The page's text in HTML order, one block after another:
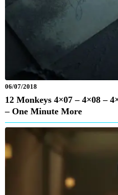
06/07/2018
12 Monkeys 4×07 – 4×08 –
– One Minute More